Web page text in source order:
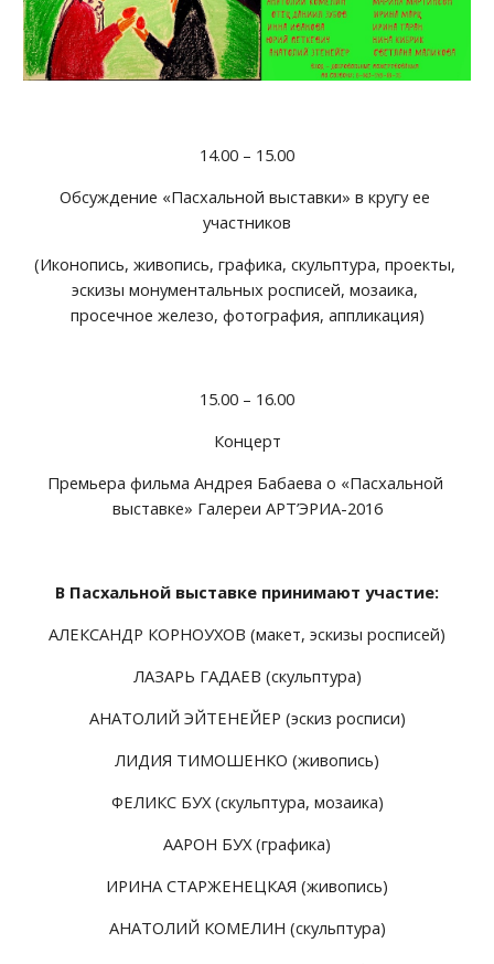
14.00 – 15.00
Обсуждение «Пасхальной выставки» в кругу ее
участников
(Иконопись, живопись, графика, скульптура, проекты,
эскизы монументальных росписей, мозаика,
просечное железо, фотография, аппликация)
15.00 – 16.00
Концерт
Премьера фильма Андрея Бабаева о «Пасхальной
выставке» Галереи АРТ’ЭРИА-2016
В Пасхальной выставке принимают участие:
АЛЕКСАНДР КОРНОУХОВ (макет, эскизы росписей)
ЛАЗАРЬ ГАДАЕВ (скульптура)
АНАТОЛИЙ ЭЙТЕНЕЙЕР (эскиз росписи)
ЛИДИЯ ТИМОШЕНКО (живопись)
ФЕЛИКС БУХ (скульптура, мозаика)
ААРОН БУХ (графика)
ИРИНА СТАРЖЕНЕЦКАЯ (живопись)
АНАТОЛИЙ КОМЕЛИН (скульптура)